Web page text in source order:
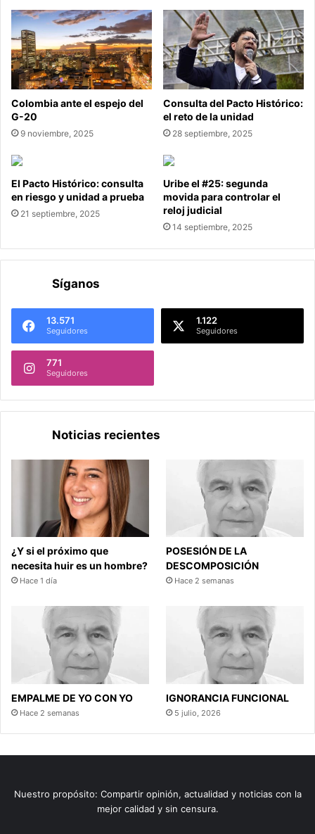
Colombia ante el espejo del
G-20
9 noviembre, 2025
Consulta del Pacto Histórico:
el reto de la unidad
28 septiembre, 2025
El Pacto Histórico: consulta
en riesgo y unidad a prueba
21 septiembre, 2025
Uribe el #25: segunda
movida para controlar el
reloj judicial
14 septiembre, 2025
Síganos
13.571
Seguidores
1.122
Seguidores
771
Seguidores
Noticias recientes
¿Y si el próximo que
necesita huir es un hombre?
Hace 1 día
POSESIÓN DE LA
DESCOMPOSICIÓN
Hace 2 semanas
EMPALME DE YO CON YO
Hace 2 semanas
IGNORANCIA FUNCIONAL
5 julio, 2026
Nuestro propósito: Compartir opinión, actualidad y noticias con la
mejor calidad y sin censura.